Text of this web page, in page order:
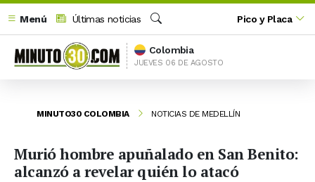
Menú
Últimas noticias
Buscar
Pico y Placa
Colombia
JUEVES 06 DE AGOSTO
MINUTO30 COLOMBIA NOTICIAS DE MEDELLÍN
Murió hombre apuñalado en San Benito:
alcanzó a revelar quién lo atacó